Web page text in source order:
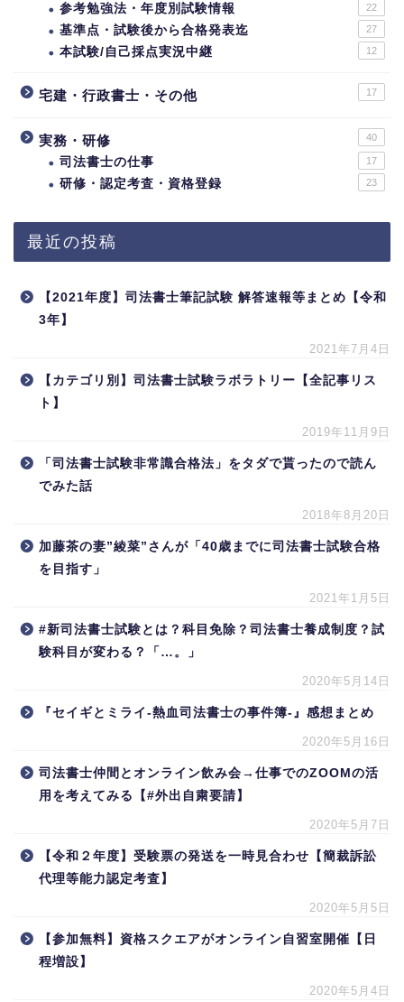
参考勉強法・年度別試験情報 22
基準点・試験後から合格発表迄 27
本試験/自己採点実況中継 12
宅建・行政書士・その他 17
実務・研修 40
司法書士の仕事 17
研修・認定考査・資格登録 23
最近の投稿
【2021年度】司法書士筆記試験 解答速報等まとめ【令和
3年】
2021年7月4日
【カテゴリ別】司法書士試験ラボラトリー【全記事リス
ト】
2019年11月9日
「司法書士試験非常識合格法」をタダで貰ったので読ん
でみた話
2018年8月20日
加藤茶の妻”綾菜”さんが「40歳までに司法書士試験合格
を目指す」
2021年1月5日
#新司法書士試験とは？科目免除？司法書士養成制度？試
験科目が変わる？「…。」
2020年5月14日
『セイギとミライ-熱血司法書士の事件簿-』感想まとめ
2020年5月16日
司法書士仲間とオンライン飲み会→仕事でのZOOMの活
用を考えてみる【#外出自粛要請】
2020年5月7日
【令和２年度】受験票の発送を一時見合わせ【簡裁訴訟
代理等能力認定考査】
2020年5月5日
【参加無料】資格スクエアがオンライン自習室開催【日
程増設】
2020年5月4日